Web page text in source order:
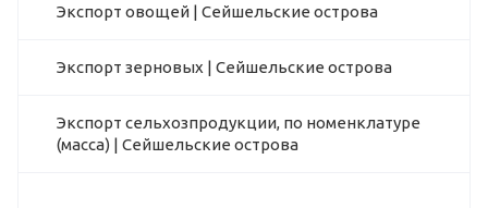
Экспорт овощей | Сейшельские острова
Экспорт зерновых | Сейшельские острова
Экспорт сельхозпродукции, по номенклатуре
(масса) | Сейшельские острова